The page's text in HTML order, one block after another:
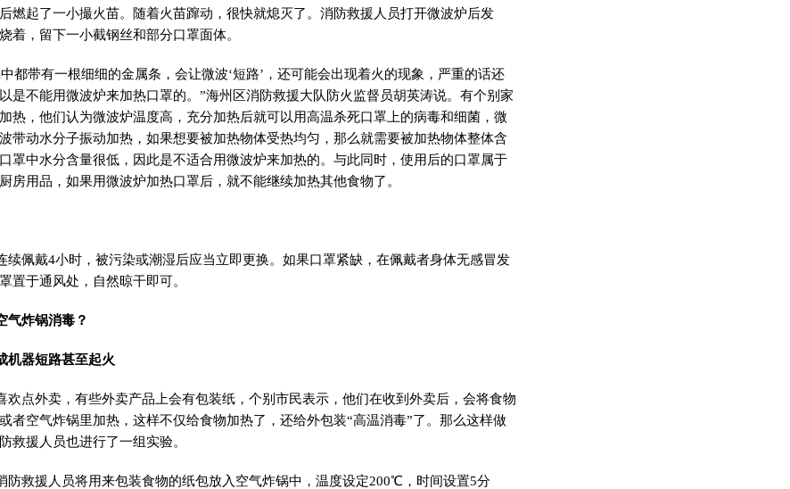
燃起了一小撮火苗。随着火苗蹿动，很快就熄灭了。消防救援人员打开微波炉后发
着，留下一小截钢丝和部分口罩面体。
带有一根细细的金属条，会让微波‘短路’，还可能会出现着火的现象，严重的话还
是不能用微波炉来加热口罩的。”海州区消防救援大队防火监督员胡英涛说。有个别家
热，他们认为微波炉温度高，充分加热后就可以用高温杀死口罩上的病毒和细菌，微
带动水分子振动加热，如果想要被加热物体受热均匀，那么就需要被加热物体整体含
罩中水分含量很低，因此是不适合用微波炉来加热的。与此同时，使用后的口罩属于
房用品，如果用微波炉加热口罩后，就不能继续加热其他食物了。
佩戴4小时，被污染或潮湿后应当立即更换。如果口罩紧缺，在佩戴者身体无感冒发
置于通风处，自然晾干即可。
气炸锅消毒？
器短路甚至起火
点外卖，有些外卖产品上会有包装纸，个别市民表示，他们在收到外卖后，会将食物
者空气炸锅里加热，这样不仅给食物加热了，还给外包装“高温消毒”了。那么这样做
救援人员也进行了一组实验。
救援人员将用来包装食物的纸包放入空气炸锅中，温度设定200℃，时间设置5分